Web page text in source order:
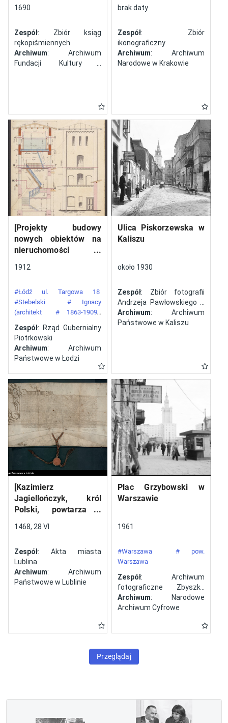
1690
Zespół: Zbiór ksiąg
rękopiśmiennych
Archiwum: Archiwum
Fundacji Kultury i
brak daty
Zespół: Zbiór
ikonograficzny
Archiwum: Archiwum
Narodowe w Krakowie
[Projekty budowy
nowych obiektów na
nieruchomości
numerem 34 przy ulicy
Łodzi]
1912
#Łódź ul. Targowa 18
#Stebelski
# Ignacy
(architekt
# 1863-1909)
Zespół: Rząd Gubernialny
Piotrkowski
Archiwum: Archiwum
Państwowe w Łodzi
Ulica Piskorzewska w
Kaliszu
około 1930
Zespół: Zbiór fotografii
Andrzeja Pawłowskiego z
Kalisza
Archiwum: Archiwum
Państwowe w Kaliszu
[Kazimierz
Jagiellończyk, król
Polski, powtarza i
wystawiony w Lublinie,
Jana ze Szczekocin,
starostę
1468, 28 VI
Zespół: Akta miasta
Lublina
Archiwum: Archiwum
Państwowe w Lublinie
Plac Grzybowski w
Warszawie
1961
#Warszawa
# pow.
Warszawa
Zespół: Archiwum
fotograficzne Zbyszka
Siemaszki
Archiwum: Narodowe
Archiwum Cyfrowe
Przeglądaj